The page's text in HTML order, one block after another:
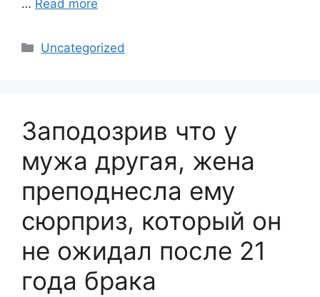
… Read more
Categories
Uncategorized
Заподозрив что у
мужа другая, жена
преподнесла ему
сюрприз, который он
не ожидал после 21
года брака